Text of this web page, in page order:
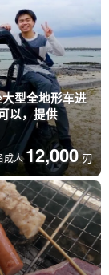
型全地形车进
以，提供
成人12,000 刃